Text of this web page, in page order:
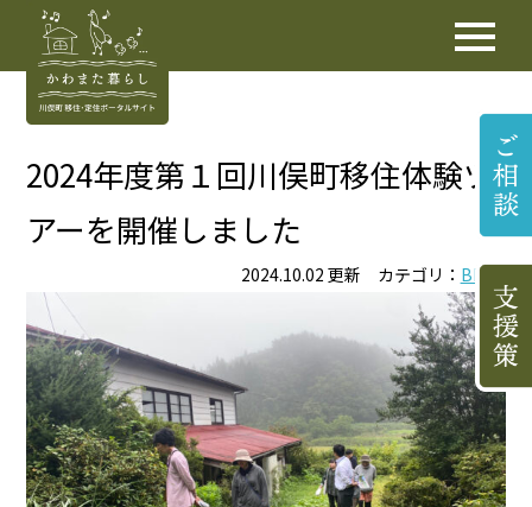
2024年度第１回川俣町移住体験ツ
アーを開催しました
2024.10.02 更新 カテゴリ： BLOG